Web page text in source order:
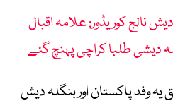
نالج کوریڈور: علامہ اقبال
وفد پاکستان اور بنگلہ دیش